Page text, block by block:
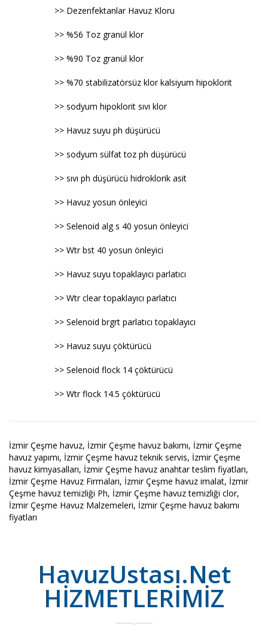
>> Dezenfektanlar Havuz Kloru
>> %56 Toz granül klor
>> %90 Toz granül klor
>> %70 stabilizatörsüz klor kalsiyum hipoklorit
>> sodyum hipoklorit sıvı klor
>> Havuz suyu ph düşürücü
>> sodyum sülfat toz ph düşürücü
>> sıvı ph düşürücü hidroklorik asit
>> Havuz yosun önleyici
>> Selenoid alg s 40 yosun önleyici
>> Wtr bst 40 yosun önleyici
>> Havuz suyu topaklayıcı parlatıcı
>> Wtr clear topaklayıcı parlatıcı
>> Selenoid brgrt parlatıcı topaklayıcı
>> Havuz suyu çöktürücü
>> Selenoid flock 14 çöktürücü
>> Wtr flock 14.5 çöktürücü
İzmir Çeşme havuz, İzmir Çeşme havuz bakımı, İzmir Çeşme
havuz yapımı, İzmir Çeşme havuz teknik servis, İzmir Çeşme
havuz kimyasalları, İzmir Çeşme havuz anahtar teslim fiyatları,
İzmir Çeşme Havuz Firmaları, İzmir Çeşme havuz imalat, İzmir
Çeşme havuz temizliği Ph, İzmir Çeşme havuz temizliği clor,
İzmir Çeşme Havuz Malzemeleri, İzmir Çeşme havuz bakımı
fiyatları
HavuzUstası.Net
HİZMETLERİMİZ